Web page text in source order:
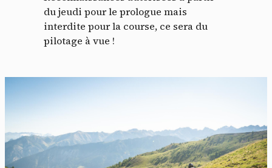
du jeudi pour le prologue mais
interdite pour la course, ce sera du
pilotage à vue !